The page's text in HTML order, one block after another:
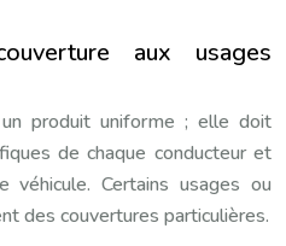
aux usages
un produit uniforme ; elle doit
de chaque conducteur et
véhicule. Certains usages ou
des couvertures particulières.